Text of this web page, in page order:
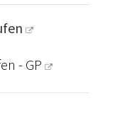
- GP